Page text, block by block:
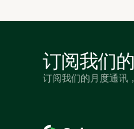
订阅我们
订阅我们的月度通讯